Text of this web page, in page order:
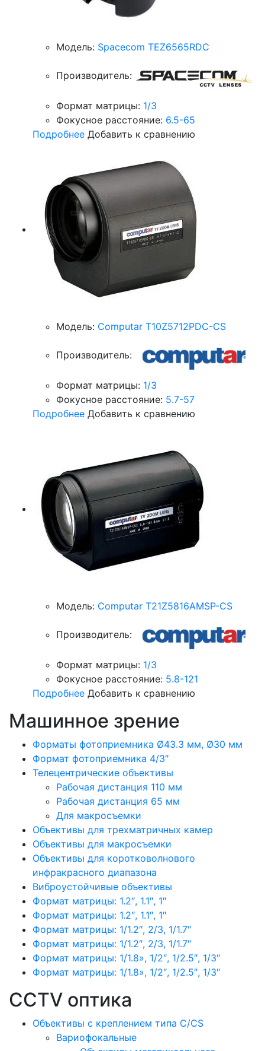
Модель: Spacecom TEZ6565RDC
Производитель:
Формат матрицы: 1/3
Фокусное расстояние: 6.5-65
Подробнее Добавить к сравнению
Модель: Computar T10Z5712PDC-CS
Производитель:
Формат матрицы: 1/3
Фокусное расстояние: 5.7-57
Подробнее Добавить к сравнению
Модель: Computar T21Z5816AMSP-CS
Производитель:
Формат матрицы: 1/3
Фокусное расстояние: 5.8-121
Подробнее Добавить к сравнению
Машинное зрение
Форматы фотоприемника Ø43.3 мм, Ø30 мм
Формат фотоприемника 4/3″
Телецентрические объективы
Рабочая дистанция 110 мм
Рабочая дистанция 65 мм
Для макросъемки
Объективы для трехматричных камер
Объективы для макросъемки
Объективы для коротковолнового
инфракрасного диапазона
Виброустойчивые объективы
Формат матрицы: 1.2″, 1.1″, 1″
Формат матрицы: 1.2″, 1.1″, 1″
Формат матрицы: 1/1.2″, 2/3, 1/1.7″
Формат матрицы: 1/1.2″, 2/3, 1/1.7″
Формат матрицы: 1/1.8», 1/2″, 1/2.5″, 1/3″
Формат матрицы: 1/1.8», 1/2″, 1/2.5″, 1/3″
CCTV оптика
Объективы с креплением типа C/CS
Вариофокальные